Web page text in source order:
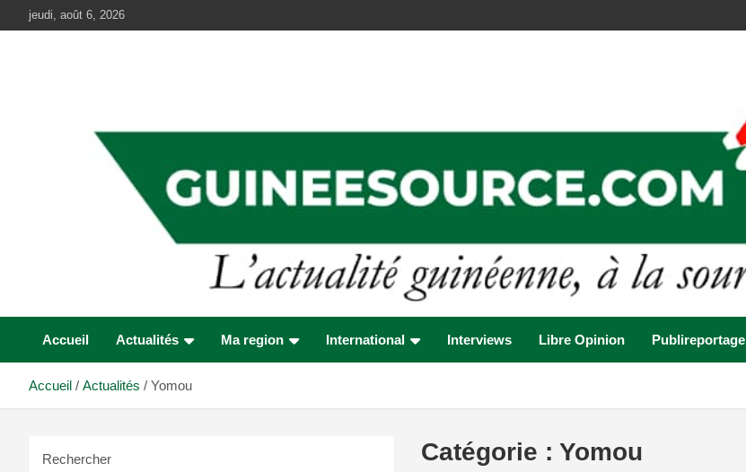
au
jeudi, août 6, 2026
Accueil Actualités Ma region International Interviews Libre Opinion Publireportage
Accueil Actualités Yomou
Catégorie : Yomou
Rechercher